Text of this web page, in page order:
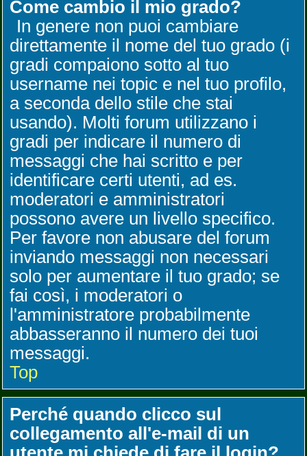
Come cambio il mio grado?
In genere non puoi cambiare
direttamente il nome del tuo grado (i
gradi compaiono sotto al tuo
username nei topic e nel tuo profilo,
a seconda dello stile che stai
usando). Molti forum utilizzano i
gradi per indicare il numero di
messaggi che hai scritto e per
identificare certi utenti, ad es.
moderatori e amministratori
possono avere un livello specifico.
Per favore non abusare del forum
inviando messaggi non necessari
solo per aumentare il tuo grado; se
fai così, i moderatori o
l'amministratore probabilmente
abbasseranno il numero dei tuoi
messaggi.
Top
Perché quando clicco sul
collegamento all'e-mail di un